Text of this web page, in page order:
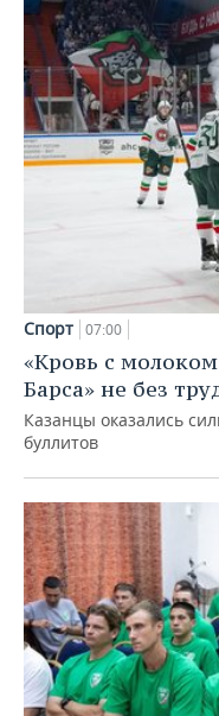
Спорт 07:00
«Кровь с
Барса» не без
Казанцы оказались
буллитов